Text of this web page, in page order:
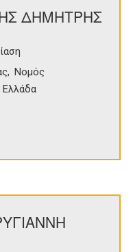
ΔΗΜΗΤΡΗΣ
Νομός
Ελλάδα